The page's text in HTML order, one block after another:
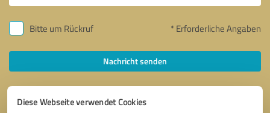
Diese Webseite verwendet Cookies
Bitte um Rückruf * Erforderliche Angaben
Nachricht senden
Ich stimme den